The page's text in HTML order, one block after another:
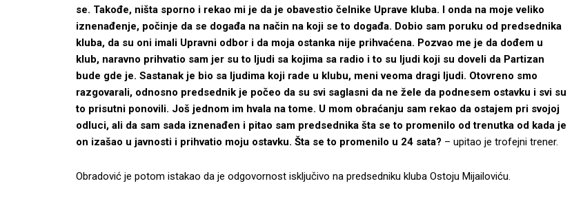
se. Takođe, ništa sporno i rekao mi je da je obavestio čelnike Uprave kluba. I onda na moje veliko
iznenađenje, počinje da se događa na način na koji se to događa. Dobio sam poruku od predsednika
kluba, da su oni imali Upravni odbor i da moja ostanka nije prihvaćena. Pozvao me je da dođem u
klub, naravno prihvatio sam jer su to ljudi sa kojima sa radio i to su ljudi koji su doveli da Partizan
bude gde je. Sastanak je bio sa ljudima koji rade u klubu, meni veoma dragi ljudi. Otovreno smo
razgovarali, odnosno predsednik je počeo da su svi saglasni da ne žele da podnesem ostavku i svi su
to prisutni ponovili. Još jednom im hvala na tome. U mom obraćanju sam rekao da ostajem pri svojoj
odluci, ali da sam sada iznenađen i pitao sam predsednika šta se to promenilo od trenutka od kada je
on izašao u javnosti i prihvatio moju ostavku. Šta se to promenilo u 24 sata? – upitao je trofejni trener.
Obradović je potom istakao da je odgovornost isključivo na predsedniku kluba Ostoju Mijailoviću.